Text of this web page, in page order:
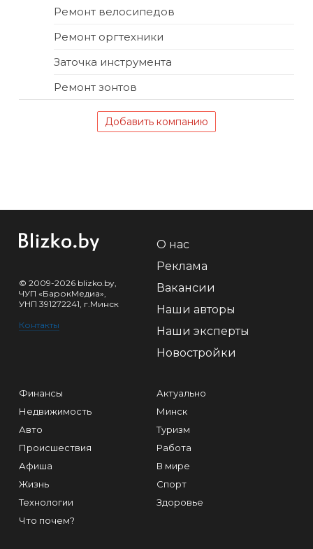
Ремонт велосипедов
Ремонт оргтехники
Заточка инструмента
Ремонт зонтов
Добавить компанию
© 2009-2026 blizko.by,
ЧУП «БарокМедиа»,
УНП 391272241, г.Минск
Контакты
О нас
Реклама
Вакансии
Наши авторы
Наши эксперты
Новостройки
Финансы
Недвижимость
Авто
Происшествия
Афиша
Жизнь
Технологии
Что почем?
Актуально
Минск
Туризм
Работа
В мире
Спорт
Здоровье